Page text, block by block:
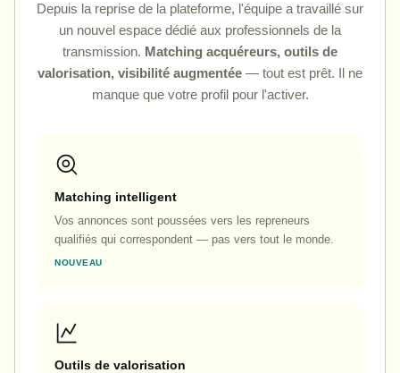
Depuis la reprise de la plateforme, l'équipe a travaillé sur
un nouvel espace dédié aux professionnels de la
transmission. Matching acquéreurs, outils de
valorisation, visibilité augmentée — tout est prêt. Il ne
manque que votre profil pour l'activer.
Matching intelligent
Vos annonces sont poussées vers les repreneurs
qualifiés qui correspondent — pas vers tout le monde.
NOUVEAU
Outils de valorisation